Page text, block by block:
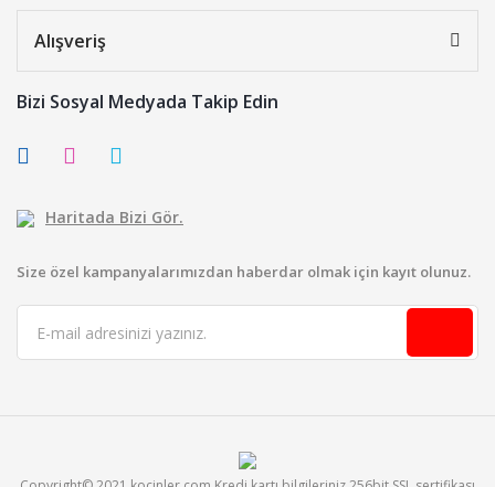
Alışveriş
Bizi Sosyal Medyada Takip Edin
Haritada Bizi Gör.
Size özel kampanyalarımızdan haberdar olmak için kayıt olunuz.